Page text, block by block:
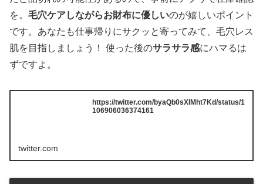
を。 毛穴ケアしながらお財布に優しいのが嬉しいポイント
です。あなたも仕事帰りにサクッと寄ってみて、毛穴レス
肌を目指しましょう！ 使った後のサラサラ感にハマるは
ずですよ。
https://twitter.com/byaQb0sXIMht7Kd/status/1
106906036374161
twitter.com